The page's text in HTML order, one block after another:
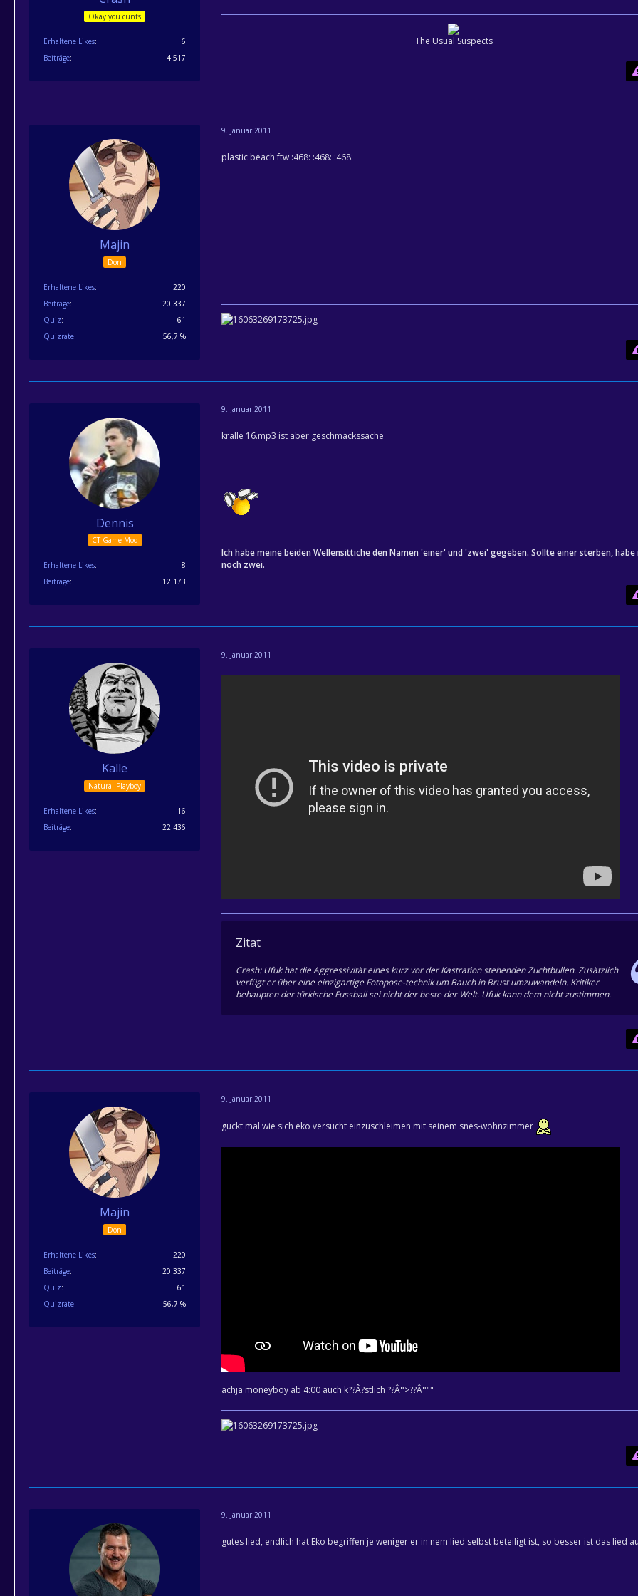
Okay you cunts
Erhaltene Likes
6
Beiträge
4.517
The Usual Suspects
Majin
Don
Erhaltene Likes
220
Beiträge
20.337
Quiz
61
Quizrate
56,7 %
9. Januar 2011
plastic beach ftw :468: :468: :468:
Dennis
CT-Game Mod
Erhaltene Likes
8
Beiträge
12.173
9. Januar 2011
kralle 16.mp3 ist aber geschmackssache
Ich habe meine beiden Wellensittiche den Namen 'einer' und 'zwei' gegeben. Sollte einer sterben,
noch zwei.
Kalle
Natural Playboy
Erhaltene Likes
16
Beiträge
22.436
9. Januar 2011
Zitat
Crash: Ufuk hat die Aggressivität eines kurz vor der Kastration stehenden Zuchtbullen. Zusätzlich
verfügt er über eine einzigartige Fotopose-technik um Bauch in Brust umzuwandeln. Kritiker
behaupten der türkische Fussball sei nicht der beste der Welt. Ufuk kann dem nicht zustimmen.
Majin
Don
Erhaltene Likes
220
Beiträge
20.337
Quiz
61
Quizrate
56,7 %
9. Januar 2011
guckt mal wie sich eko versucht einzuschleimen mit seinem snes-wohnzimmer
achja moneyboy ab 4:00 auch k??Â?stlich ??Â°>??Â°""
9. Januar 2011
gutes lied, endlich hat Eko begriffen je weniger er in nem lied selbst beteiligt ist, so besser ist das lied